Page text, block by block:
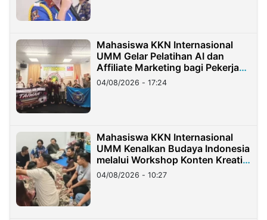
Mahasiswa KKN Internasional
UMM Gelar Pelatihan AI dan
Affiliate Marketing bagi Pekerja
Migran Indonesia di Taiwan
04/08/2026 - 17:24
Mahasiswa KKN Internasional
UMM Kenalkan Budaya Indonesia
melalui Workshop Konten Kreatif
di Taiwan
04/08/2026 - 10:27